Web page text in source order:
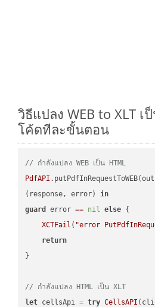
วิธีแปลง WEB to XLT เ
โค้ดทีละขั้นตอน
// กำลังแปลง WEB เป็น HTML
PdfAPI
(response, error) in
guard
error == nil else {
XCTFail ( "error
return
}
// กำลังแปลง HTML เป็น XLT
let cellsApi = try CellsAPI